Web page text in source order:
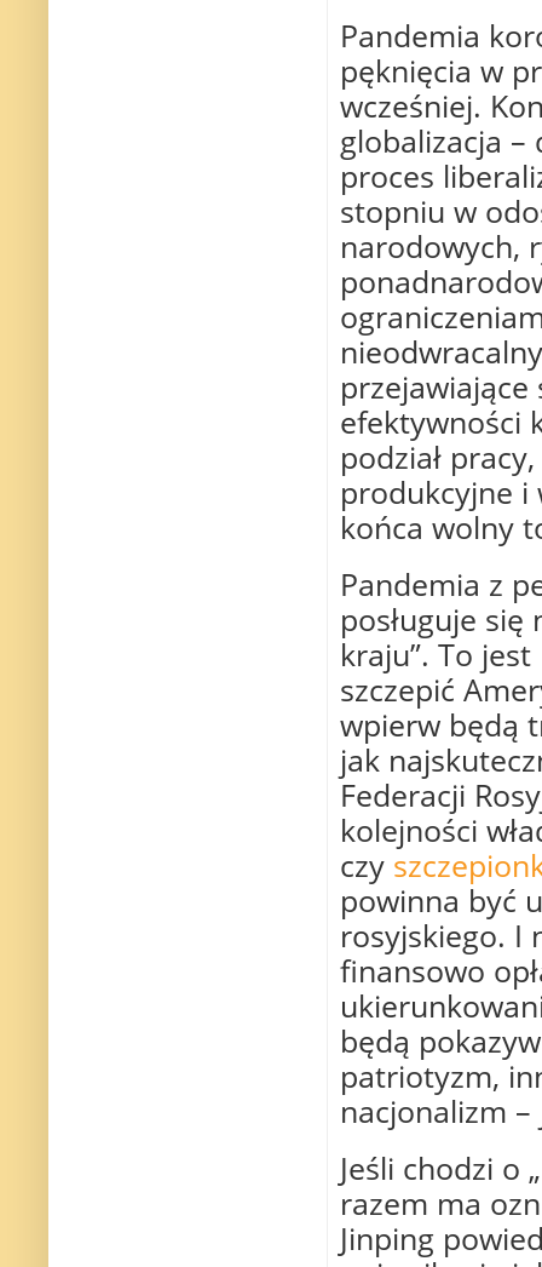
Pandemia
pęknięcia w
wcześniej.
globalizacja
proces
stopniu w
narodowych,
efektywności
podział
produkcyjne i
końca wolny
Pandemia z
posługuje
kraju”. To
szczepić
wpierw będą
jak
Federacji
kolejności
czy
powinna być
rosyjskiego. I
finansowo
będą
patriotyzm,
nacjonalizm
Jeśli chodzi o
razem ma
Jinping